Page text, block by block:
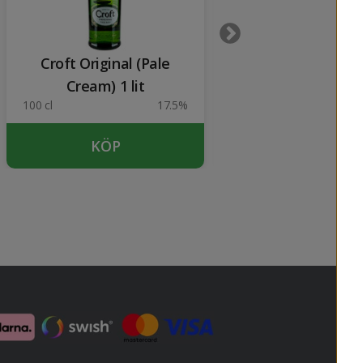
Croft Original (Pale
Cream) 1 lit
100 cl 17.5%
KÖP